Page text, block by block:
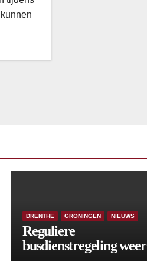
DRENTHE GRONINGEN NIEUWS
Reguliere
busdienstregeling weer